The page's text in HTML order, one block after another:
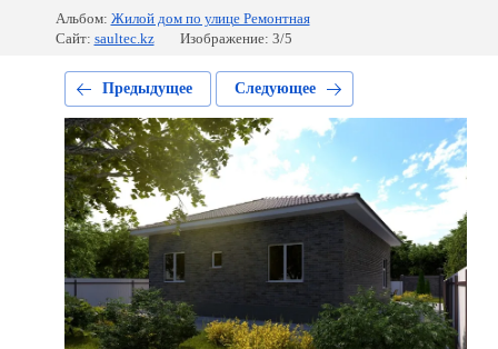
Альбом: Жилой дом по улице Ремонтная
Сайт: saultec.kz Изображение: 3/5
Предыдущее Следующее